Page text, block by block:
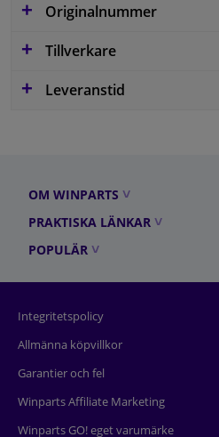
Originalnummer
Tillverkare
Leveranstid
OM WINPARTS
PRAKTISKA LÄNKAR
POPULÄR
Integritetspolicy
Allmänna köpvillkor
Garantier och fel
Winparts Affiliate Marketing
Winparts GO! eget varumärke